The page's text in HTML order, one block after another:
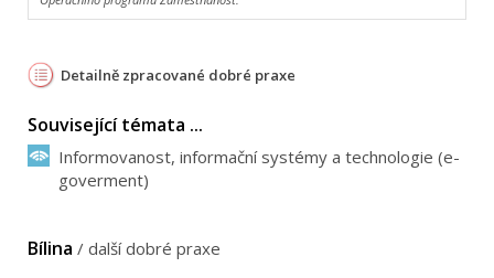
Detailně zpracované dobré praxe
Související témata ...
Informovanost, informační systémy a technologie (e-
goverment)
Bílina / další dobré praxe